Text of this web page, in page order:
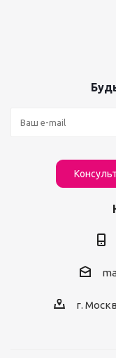
г.